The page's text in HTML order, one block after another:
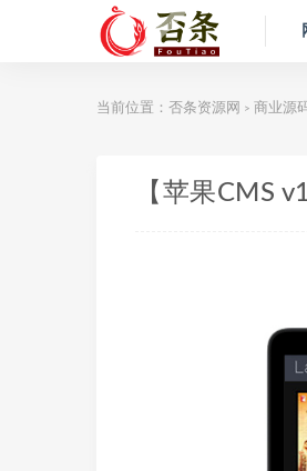
当前位置： 否条资源网 > 商业源
【苹果CMS